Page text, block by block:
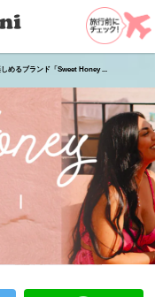
めるブランド「Sweet Honey ...